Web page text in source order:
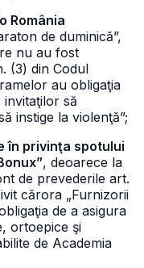
România
de duminică”,
nu au fost
(3) din Codul
au obligaţia
să
instige la violenţă”;
în privinţa spotului
, deoarece la
de prevederile art.
cărora „Furnizorii
de a asigura
ortoepice şi
de Academia